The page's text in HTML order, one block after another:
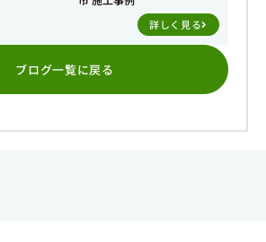
詳しく見る
ブログ一覧に戻る